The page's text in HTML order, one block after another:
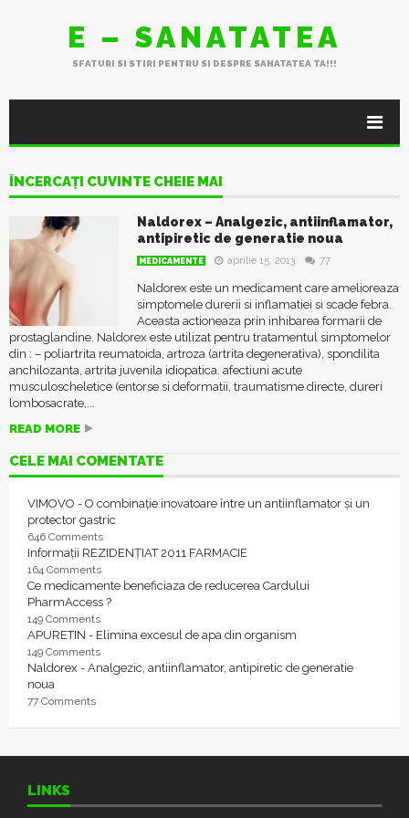
E – SANATATEA
SFATURI SI STIRI PENTRU SI DESPRE SANATATEA TA!!!
ÎNCERCAȚI CUVINTE CHEIE MAI
Naldorex – Analgezic, antiinflamator,
antipiretic de generatie noua
MEDICAMENTE aprilie 15, 2013 77
Naldorex este un medicament care amelioreaza
simptomele durerii si inflamatiei si scade febra.
Aceasta actioneaza prin inhibarea formarii de
prostaglandine. Naldorex este utilizat pentru tratamentul simptomelor
din : – poliartrita reumatoida, artroza (artrita degenerativa), spondilita
anchilozanta, artrita juvenila idiopatica. afectiuni acute
musculoscheletice (entorse si deformatii, traumatisme directe, dureri
lombosacrate,...
READ MORE
CELE MAI COMENTATE
VIMOVO - O combinație inovatoare între un antiinflamator și un
protector gastric
646 Comments
Informații REZIDENȚIAT 2011 FARMACIE
164 Comments
Ce medicamente beneficiaza de reducerea Cardului
PharmAccess ?
149 Comments
APURETIN - Elimina excesul de apa din organism
149 Comments
Naldorex - Analgezic, antiinflamator, antipiretic de generatie
noua
77 Comments
LINKS